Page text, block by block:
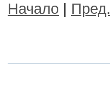
Начало | Пред.